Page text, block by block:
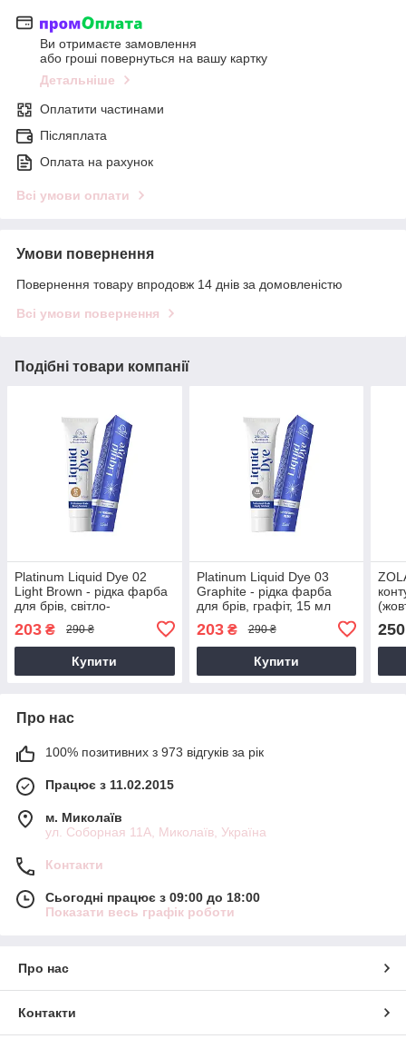
Ви отримаєте замовлення
або гроші повернуться на вашу картку
Детальніше
Оплатити частинами
Післяплата
Оплата на рахунок
Всі умови оплати
Умови повернення
Повернення товару впродовж 14 днів за домовленістю
Всі умови повернення
Подібні товари компанії
Platinum Liquid Dye 02
Light Brown - рідка фарба
для брів, світло-
203 ₴ 290 ₴
Купити
Platinum Liquid Dye 03
Graphite - рідка фарба
для брів, графіт, 15 мл
203₴ 290 ₴
Купити
250
Про нас
100% позитивних з 973 відгуків за рік
Працює з 11.02.2015
м. Миколаїв
ул. Соборная 11А, Миколаїв, Україна
Контакти
Сьогодні працює з 09:00 до 18:00
Показати весь графік роботи
Про нас
Контакти